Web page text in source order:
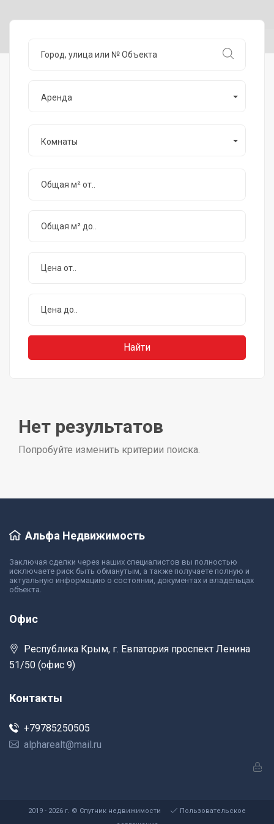
Аренда
Комнаты
Нет результатов
Попробуйте изменить критерии поиска.
Альфа Недвижимость
Заключая сделки через наших специалистов вы полностью
исключаете риск быть обманутым, а также получаете полную и
актуальную информацию о состоянии, документах и владельцах
объекта.
Офис
Республика Крым, г. Евпатория проспект Ленина
51/50 (офис 9)
Контакты
+79785250505
alpharealt@mail.ru
2019 - 2026 г. © Спутник недвижимости
Пользовательское